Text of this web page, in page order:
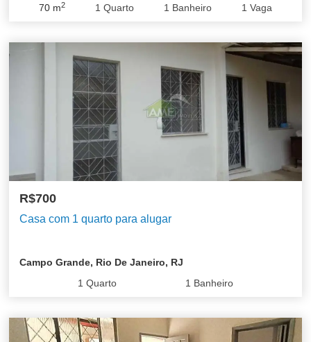
70 m2 1 Quarto 1 Banheiro 1 Vaga
R$700
Casa com 1 quarto para alugar
Campo Grande, Rio De Janeiro, RJ
1 Quarto 1 Banheiro